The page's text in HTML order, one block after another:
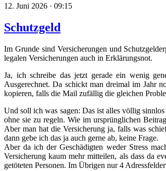
12. Juni 2026 · 09:15
Schutzgeld
Im Grunde sind Versicherungen und
legalen Versicherungen auch in Erklärungsnot.
Ja, ich schreibe das jetzt gerade ein wenig
Ausgerechnet. Da schickt man dreimal im Jahr
kopieren, falls die Mail zufällig die gleichen
Und soll ich was sagen: Das ist alles völlig
ohne sie zu regeln. Wie im ursprünglichen
Aber man hat die Versicherung ja, falls was
dann gebe ich das ja auch gerne ab, keine Frage.
Aber da ich der Geschädigten weder Stress
Versicherung kaum mehr mitteilen, als dass da
getöteten Personen. Im Übrigen nur 4